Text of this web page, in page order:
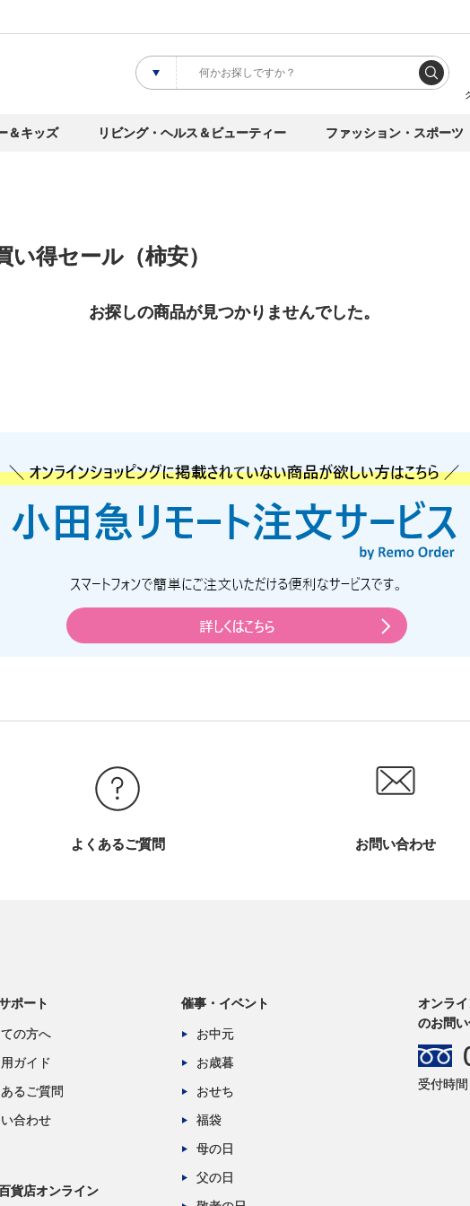
＆キッズ リビング・ヘルス＆ビューティー ファッション・スポーツ
得セール（柿安）
お探しの商品が見つかりませんでした。
よくあるご質問 お問い合わせ
ポート
の方へ
ガイド
るご質問
合わせ
貨店オンライン
催事・イベント
お中元
お歳暮
おせち
福袋
母の日
父の日
オンラ
のお問
受付時